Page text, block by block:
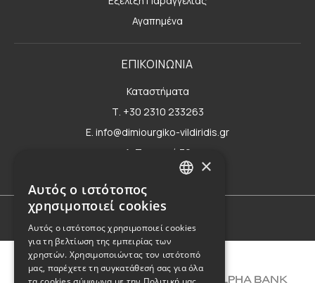
Αγαπημένα
ΕΠΙΚΟΙΝΩΝΙΑ
Καταστήματα
Τ. +30 2310 233263
E. info@dimiourgiko-vildiridis.gr
Δ. Τσιμισκή 70
Φόρμα επικοινωνίας×
Αυτός ο ιστότοπος
χρησιμοποιεί cookies
Αυτός ο ιστότοπος χρησιμοποιεί cookies
για τη βελτίωση της εμπειρίας των
χρηστών. Χρησιμοποιώντας τον ιστότοπό
μας, παρέχετε τη συγκατάθεσή σας για όλα